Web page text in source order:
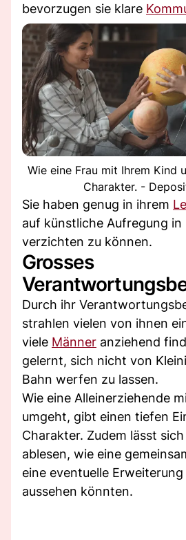
bevorzugen sie klare
Wie eine Frau mit Ihrem Kind
Charakter. -
Sie haben genug in ihrem
auf künstliche Aufregung in
verzichten zu können.
Grosses
Durch ihr
strahlen vielen von ihnen
viele Männer anziehend
gelernt, sich nicht von
Bahn werfen zu lassen.
Wie eine Alleinerziehende
umgeht, gibt einen tiefen
Charakter. Zudem lässt
ablesen, wie eine
eine eventuelle
aussehen könnten.